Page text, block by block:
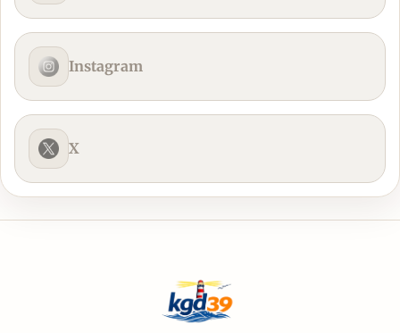
Instagram
X